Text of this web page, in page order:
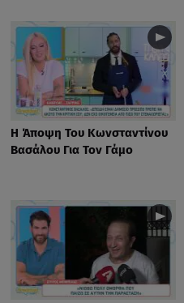
Η Άποψη Του Κωνσταντίνου
Βασάλου Για Τον Γάμο